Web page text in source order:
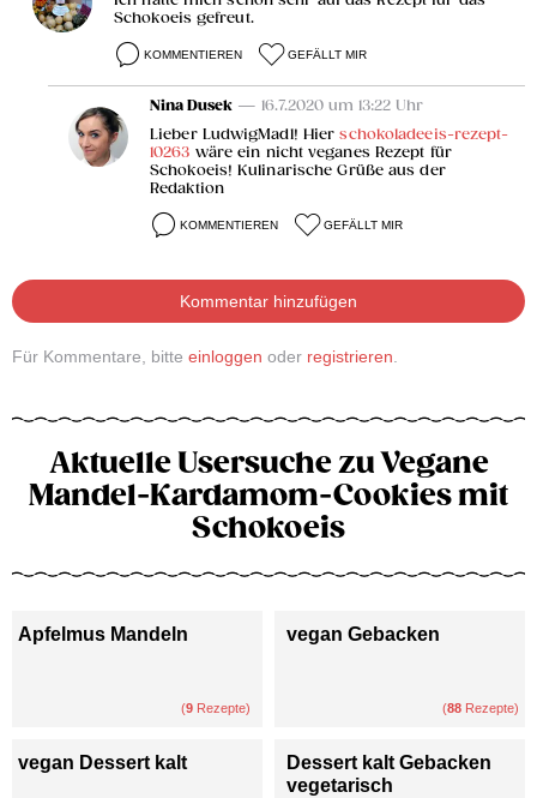
Schokoeis gefreut.
KOMMENTIEREN GEFÄLLT MIR
Nina Dusek — 16.7.2020 um 13:22 Uhr
Lieber LudwigMadl! Hierschokoladeeis-rezept-
10263 wäre ein nicht veganes Rezept für
Schokoeis! Kulinarische Grüße aus der
Redaktion
KOMMENTIEREN GEFÄLLT MIR
Kommentar hinzufügen
Für Kommentare, bitte einloggen oder registrieren
Aktuelle Usersuche zu Vegane
Mandel-Kardamom-Cookies mit
Schokoeis
Apfelmus Mandeln
(9 Rezepte)
vegan Gebacken
(88 Rezepte)
vegan Dessert kalt
Dessert kalt Gebacken
vegetarisch